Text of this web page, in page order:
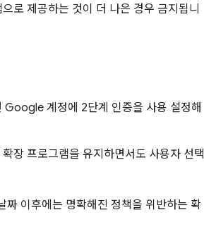
로 제공하는 것이 더 나은 경우 금지됩니
계정에 2단계 인증을 사용 설정해
장 프로그램을 유지하면서도 사용자 선택
이후에는 명확해진 정책을 위반하는 확